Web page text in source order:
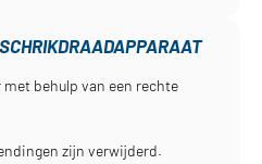
met behulp van een rechte
zijn verwijderd.